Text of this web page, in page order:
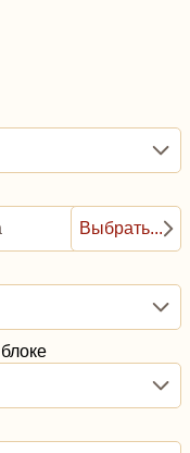
Выбрать...